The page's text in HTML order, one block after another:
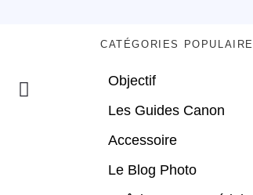
CATÉGORIES
Objectif
Les Guides Canon
Accessoire
Le Blog Photo